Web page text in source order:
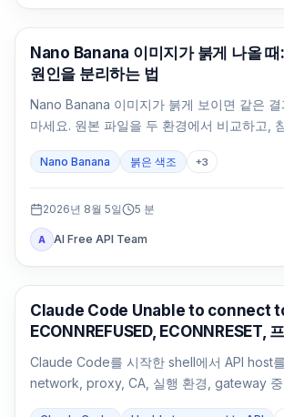
AI 이미지 생성
Nano Banana 이미지가 붉게 나올 때
원인을 분리하는 법
Nano Banana 이미지가 붉게 보이면 같은
마세요. 원본 파일을 두 환경에서 비교하고,
중립 기준을 만든 뒤 변수를 하나씩 되돌립니
Nano Banana 붉은 색조 +3
2026년 8월 5일 5 분
A AI Free API Team
Claude Code
Claude Code Unable to connect
ECONNREFUSED, ECONNRESET,
Claude Code를 시작한 shell에서 API host
network, proxy, CA, 실행 환경, gateway